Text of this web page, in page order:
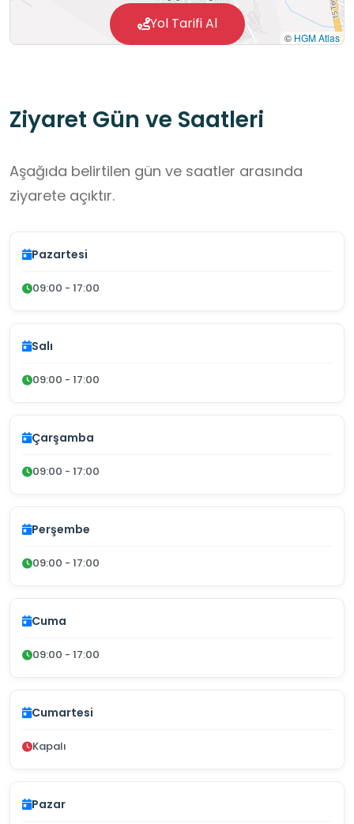
© HGM Atlas
Yol Tarifi Al
Ziyaret Gün ve Saatleri
Aşağıda belirtilen gün ve saatler arasında
ziyarete açıktır.
Pazartesi
09:00 - 17:00
Salı
09:00 - 17:00
Çarşamba
09:00 - 17:00
Perşembe
09:00 - 17:00
Cuma
09:00 - 17:00
Cumartesi
Kapalı
Pazar